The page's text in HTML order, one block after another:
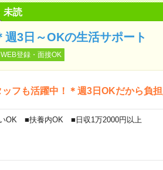
未読
週3日～OKの生活サポート
WEB登録・面接OK
フも活躍中！＊週3日OKだから負
OK ■扶養内OK ■日収1万2000円以上